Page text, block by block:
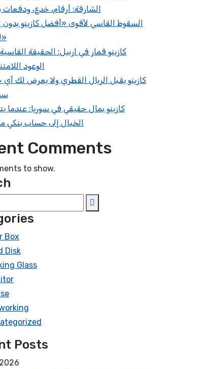
الشارقة: أرقام، خدع، ودفعات
السقوط القاسي لأقوى «أفضل كازينو بدون
لبنان»
كازينو قمار في اربيل: الحقيقة
الوعود
كازينو يقبل الريال القطري ولا يعرض لك أي
كازينو بمال حقيقي في سوريا: عندما
الخيال إلى حساب بنكي
Comments
to show.
Box
Disk
Glass
Posts